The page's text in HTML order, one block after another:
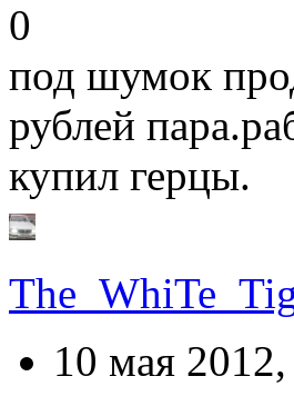
0
под шумок
рублей
купил герцы.
10 мая